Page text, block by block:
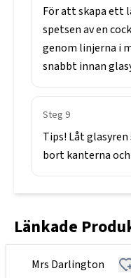
Förattskapaett
spetsenaven
genom linjerna i
snabbtinnan
Steg 9
Tips! Låtglasyren
bortkanternaoch
Länkade
Mrs Darlington